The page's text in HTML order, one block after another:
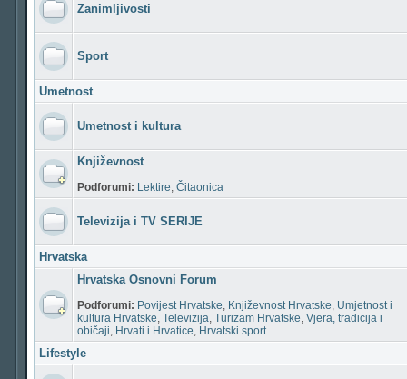
Zanimljivosti
Sport
Umetnost
Umetnost i kultura
Književnost
Podforumi: Lektire, Čitaonica
Televizija i TV SERIJE
Hrvatska
Hrvatska Osnovni Forum
Podforumi: Povijest Hrvatske, Književnost Hrvatske, Umjetnost i
kultura Hrvatske, Televizija, Turizam Hrvatske, Vjera, tradicija i
običaji, Hrvati i Hrvatice, Hrvatski sport
Lifestyle